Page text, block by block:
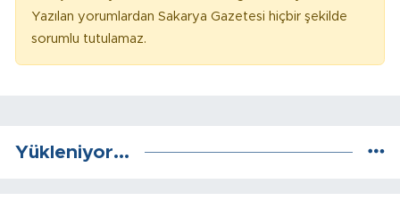
Yazılan yorumlardan Sakarya Gazetesi hiçbir şekilde
sorumlu tutulamaz.
Yükleniyor...